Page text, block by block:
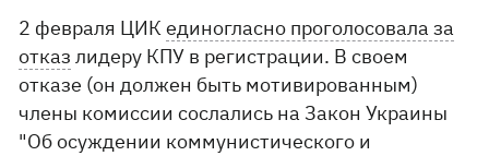
2 февраля ЦИКединогласно проголосовала за
отказ лидеру КПУ в регистрации. В своем
отказе (он должен быть мотивированным)
члены комиссии сослались на Закон Украины
"Об осуждении коммунистического и